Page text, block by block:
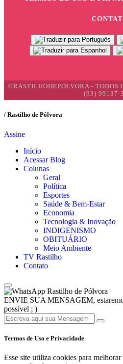
©RASTILHODEPOLVORA - TODOS
(93) 99137-
/ Rastilho de Pólvora
Assine
Início
Acessar Blog
Colunas
Geral
Política
Esportes
Saúde & Bem-Estar
Economia
Tecnologia & Inovação
INDIGENISMO
OBITUÁRIO
Meio Ambiente
TV Rastilho
Contato
Rastilho de Pólvora
ENVIE SUA MENSAGEM,
possível ; )
Termos de Uso e Privacidade
Esse site utiliza cookies para